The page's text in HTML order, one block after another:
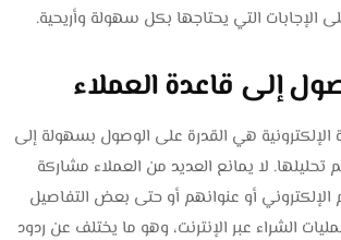
إلى قاعدة العملاء
الإلكترونية هي القدرة على الوصول بسهولة إلى
تحليلها. لا يمانع العديد من العملاء مشاركة
أو عنوانهم أو حتى بعض التفاصيل
الشراء عبر الإنترنت، وهو ما يختلف عن ردود